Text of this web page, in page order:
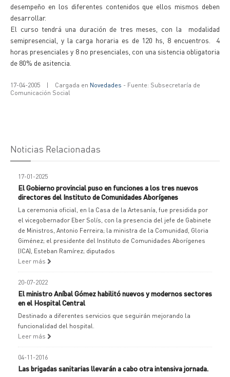
desempeño en los diferentes contenidos que ellos mismos deben
desarrollar.
El curso tendrá una duración de tres meses, con la modalidad
semipresencial, y la carga horaria es de 120 hs, 8 encuentros. 4
horas presenciales y 8 no presenciales, con una sistencia obligatoria
de 80% de asitencia.
17-04-2005 | Cargada en Novedades - Fuente: Subsecretaría de
Comunicación Social
Noticias Relacionadas
17-01-2025
El Gobierno provincial puso en funciones a los tres nuevos
directores del Instituto de Comunidades Aborígenes
La ceremonia oficial, en la Casa de la Artesanía, fue presidida por
el vicegobernador Eber Solís, con la presencia del jefe de Gabinete
de Ministros, Antonio Ferreira; la ministra de la Comunidad, Gloria
Giménez; el presidente del Instituto de Comunidades Aborígenes
(ICA), Esteban Ramírez; diputados
Leer más
20-07-2022
El ministro Aníbal Gómez habilitó nuevos y modernos sectores
en el Hospital Central
Destinado a diferentes servicios que seguirán mejorando la
funcionalidad del hospital.
Leer más
04-11-2016
Las brigadas sanitarias llevarán a cabo otra intensiva jornada.